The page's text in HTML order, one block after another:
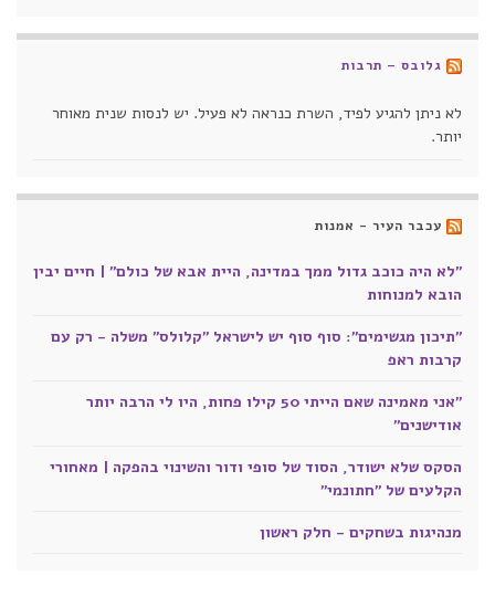
גלובס – תרבות
לא ניתן להגיע לפיד, השרת כנראה לא פעיל. יש לנסות שנית מאוחר
יותר.
עכבר העיר - אמנות
"לא היה כוכב גדול ממך במדינה, היית אבא של כולם" | חיים יבין
הובא למנוחות
"תיכון מגשימים": סוף סוף יש לישראל "קלולס" משלה - רק עם
קרבות ראפ
"אני מאמינה שאם הייתי 50 קילו פחות, היו לי הרבה יותר
אודישנים"
הסקס שלא ישודר, הסוד של סופי ודור והשינוי בהפקה | מאחורי
הקלעים של "חתונמי"
מנהיגות בשחקים - חלק ראשון